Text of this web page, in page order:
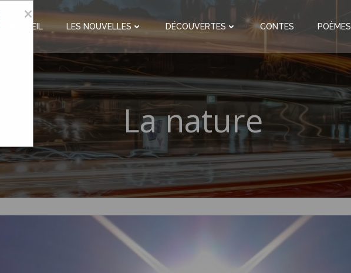
ACCUEIL LES NOUVELLES DÉCOUVERTES CONTES POÈMES
La nature
×